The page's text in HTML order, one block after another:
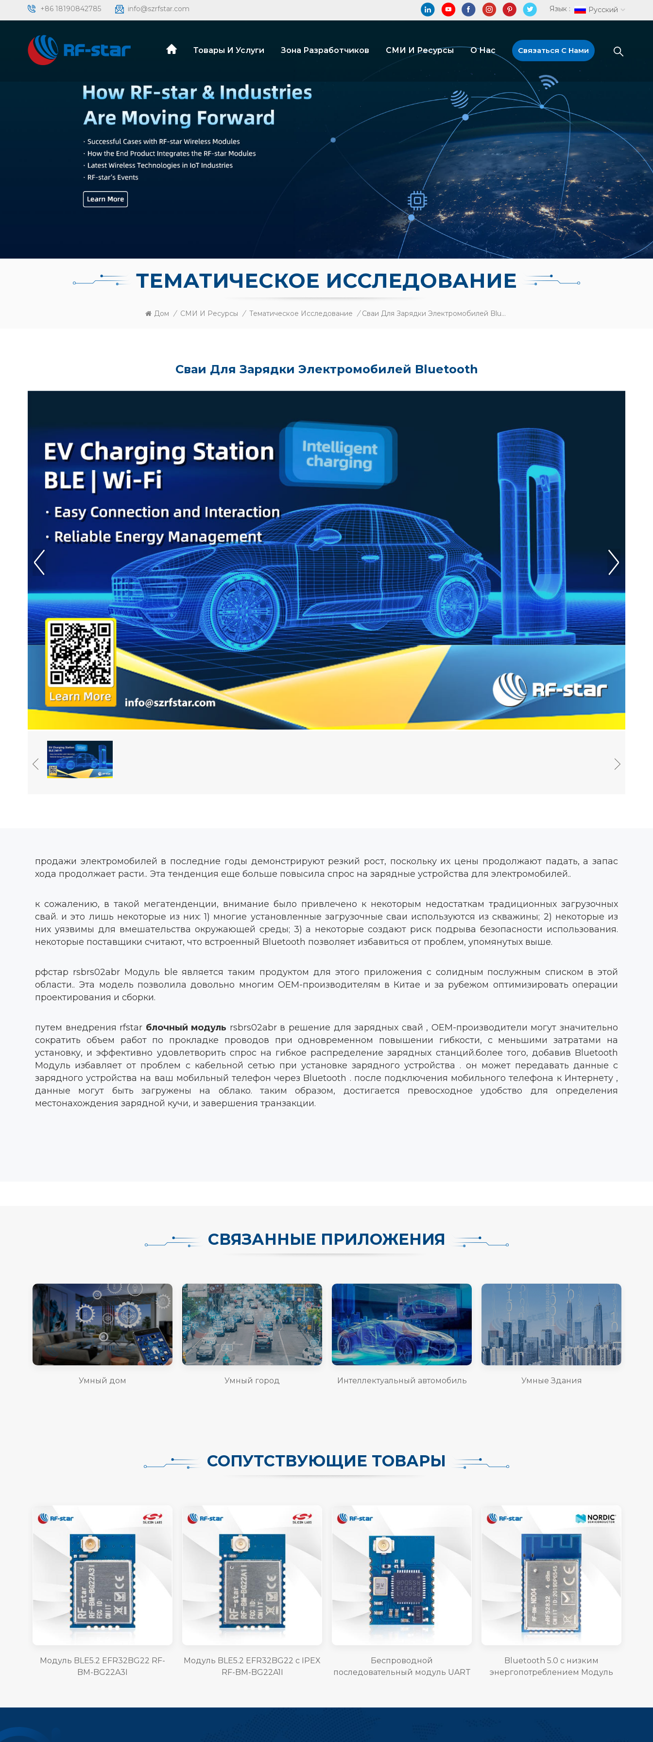
+86 18190842785 info@szrfstar.com Язык : Русский
Товары И Услуги Зона Разработчиков СМИ И Ресурсы О Нас Связаться С Нами
ТЕМАТИЧЕСКОЕ ИССЛЕДОВАНИЕ
Дом / СМИ И Ресурсы / Тематическое Исследование / Сваи Для Зарядки Электромобилей Bluetooth
Сваи Для Зарядки Электромобилей Bluetooth
продажи электромобилей в последние годы демонстрируют резкий рост, поскольку их цены продолжают падать, а запас
хода продолжает расти.. Эта тенденция еще больше повысила спрос на зарядные устройства для электромобилей..
к сожалению, в такой мегатенденции, внимание было привлечено к некоторым недостаткам традиционных загрузочных
свай. и это лишь некоторые из них: 1) многие установленные загрузочные сваи используются из скважины; 2) некоторые из
них уязвимы для вмешательства окружающей среды; 3) а некоторые создают риск подрыва безопасности использования.
некоторые поставщики считают, что встроенный Bluetooth позволяет избавиться от проблем, упомянутых выше.
рфстар rsbrs02abrМодуль ble является таким продуктом для этого приложения с солидным послужным списком в этой
области.. Эта модель позволила довольно многим OEM-производителям в Китае и за рубежом оптимизировать операции
проектирования и сборки.
путем внедрения rfstar блочный модуль rsbrs02abr в решение для зарядных свай , OEM-производители могут значительно
сократить объем работ по прокладке проводов при одновременном повышении гибкости, с меньшими затратами на
установку, и эффективно удовлетворить спрос на гибкое распределение зарядных станций.более того, добавив Bluetooth
Модуль избавляет от проблем с кабельной сетью при установке зарядного устройства . он может передавать данные с
зарядного устройства на ваш мобильный телефон через Bluetooth . после подключения мобильного телефона к Интернету ,
данные могут быть загружены на облако. таким образом, достигается превосходное удобство для определения
местонахождения зарядной кучи, и завершения транзакции.
СВЯЗАННЫЕ ПРИЛОЖЕНИЯ
Умный дом Умный город Интеллектуальный автомобиль Умные Здания
СОПУТСТВУЮЩИЕ ТОВАРЫ
Модуль BLE5.2 EFR32BG22 RF-
BM-BG22A3I
Модуль BLE5.2 EFR32BG22 с IPEX
RF-BM-BG22A1I
Беспроводной
последовательный модуль UART
Bluetooth 5.0 с низким
энергопотреблением Модуль